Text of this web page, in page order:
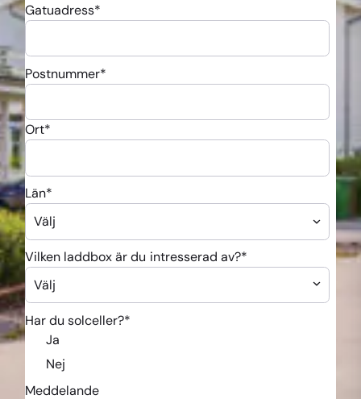
Gatuadress*
Postnummer*
Ort*
Län*
Vilken laddbox är du intresserad av?*
Har du solceller?*
Ja
Nej
Meddelande